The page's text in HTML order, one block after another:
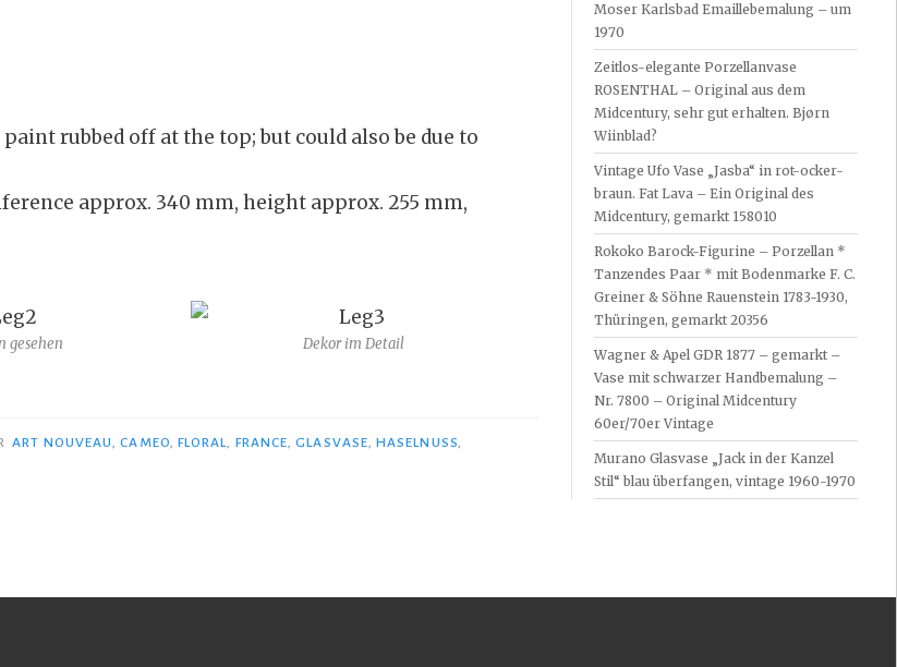
rubbed off at the top; but could also be due to
approx. 340 mm, height approx. 255 mm,
gesehen Dekor im Detail
ART NOUVEAU ,CAMEO FLORAL FRANCE ,GLASVASE ,HASELNUSS
Moser Karlsbad Emaillebemalung – um
1970
Zeitlos-elegante Porzellanvase
ROSENTHAL – Original aus dem
Midcentury, sehr gut erhalten. Bjørn
Wiinblad?
Vintage Ufo Vase „Jasba“ in rot-ocker-
braun. Fat Lava – Ein Original des
Midcentury, gemarkt 158010
Rokoko Barock-Figurine – Porzellan *
Tanzendes Paar * mit Bodenmarke F. C.
Greiner & Söhne Rauenstein 1783-1930,
Thüringen, gemarkt 20356
Wagner & Apel GDR 1877 – gemarkt –
Vase mit schwarzer Handbemalung –
Nr. 7800 – Original Midcentury
60er/70er Vintage
Murano Glasvase „Jack in der Kanzel
Stil“ blau überfangen, vintage 1960-1970